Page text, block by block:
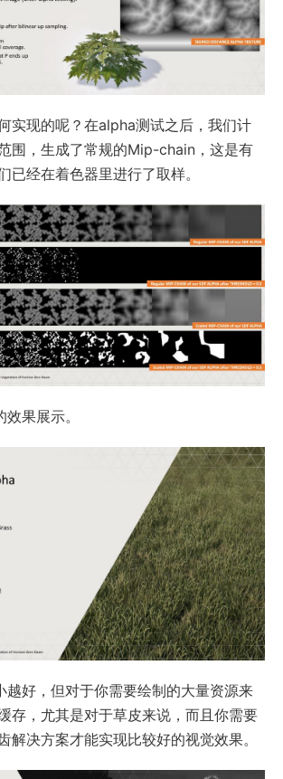
实现的呢？在alpha测试之后，我们计
围，生成了常规的Mip-chain，这是有
已经在着色器里进行了取样。
果展示。
越好，但对于你需要绘制的大量资源来
存，尤其是对于草皮来说，而且你需要
解决方案才能实现比较好的视觉效果。